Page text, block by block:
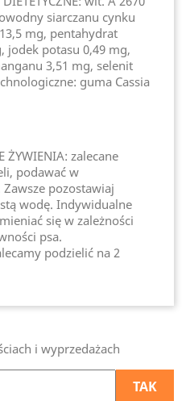
siarczanu cynku
mg, pentahydrat
jodek potasu 0,49 mg,
3,51 mg, selenit
guma Cassia
ŻYWIENIA: zalecane
podawać w
pozostawiaj
wodę. Indywidualne
się w zależności
psa.
podzielić na 2
i wyprzedażach